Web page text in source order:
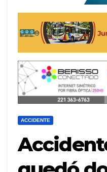
ACCIDENTE